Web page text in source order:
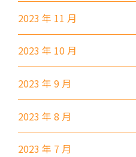
葵景分校
港鐵
巴士
30, 31M,
46P, 46X,
69M, 235M,
2023 年 11 月
2023 年 10 月
2023 年 9 月
2023 年 8 月
2023 年 7 月